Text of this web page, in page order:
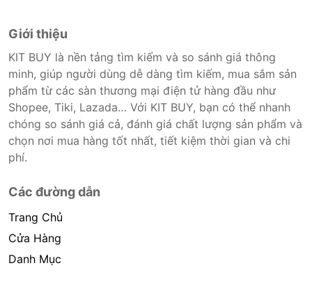
Giới thiệu
KIT BUY là nền tảng tìm kiếm và so sánh giá thông
minh, giúp người dùng dễ dàng tìm kiếm, mua sắm sản
phẩm từ các sàn thương mại điện tử hàng đầu như
Shopee, Tiki, Lazada… Với KIT BUY, bạn có thể nhanh
chóng so sánh giá cả, đánh giá chất lượng sản phẩm và
chọn nơi mua hàng tốt nhất, tiết kiệm thời gian và chi
phí.
Các đường dẫn
Trang Chủ
Cửa Hàng
Danh Mục